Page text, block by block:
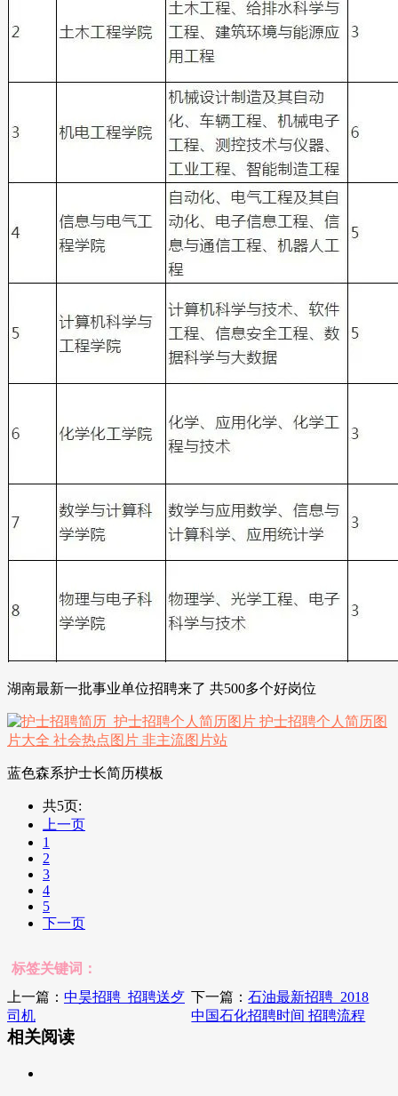
湖南最新一批事业单位招聘来了 共500多个好岗位
蓝色森系护士长简历模板
共5页:
上一页
1
2
3
4
5
下一页
标签关键词：
上一篇： 中昊招聘_招聘送歺
司机
下一篇：石油最新招聘_2018
中国石化招聘时间 招聘流程
相关阅读